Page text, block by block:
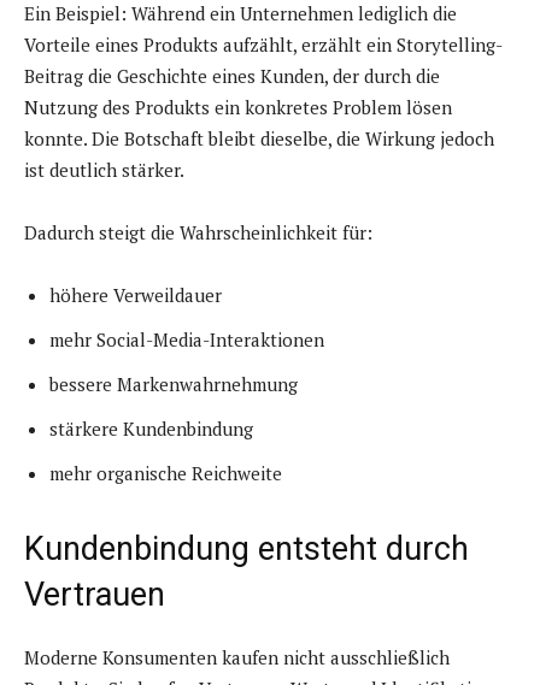
Ein Beispiel: Während ein Unternehmen lediglich die
Vorteile eines Produkts aufzählt, erzählt ein Storytelling-
Beitrag die Geschichte eines Kunden, der durch die
Nutzung des Produkts ein konkretes Problem lösen
konnte. Die Botschaft bleibt dieselbe, die Wirkung jedoch
ist deutlich stärker.
Dadurch steigt die Wahrscheinlichkeit für:
höhere Verweildauer
mehr Social-Media-Interaktionen
bessere Markenwahrnehmung
stärkere Kundenbindung
mehr organische Reichweite
Kundenbindung entsteht durch
Vertrauen
Moderne Konsumenten kaufen nicht ausschließlich